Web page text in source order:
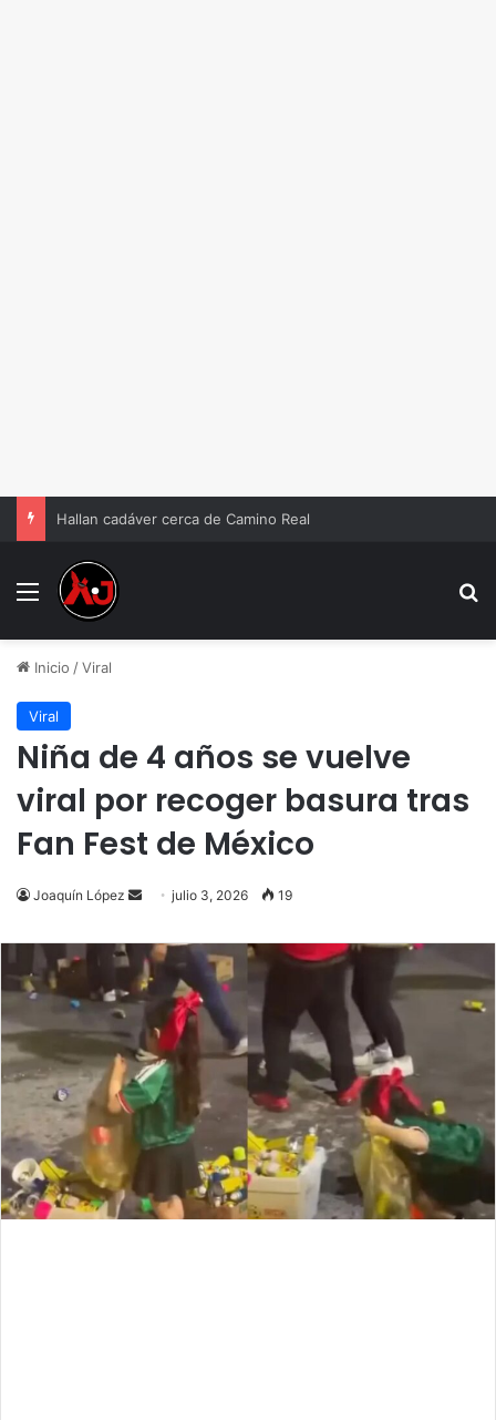
Hallan cadáver cerca de Camino Real
Menu
Inicio /Viral
Viral
Niña de 4 años se vuelve
viral por recoger basura tras
Fan Fest de México
Joaquín López
Send
email
julio 3, 2026 19